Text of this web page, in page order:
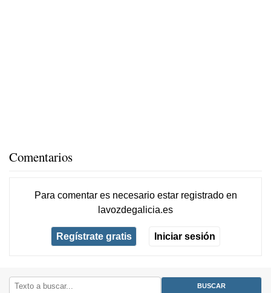
Comentarios
Para comentar es necesario estar registradoen
lavozdegalicia.es
Regístrate gratis Iniciar sesión